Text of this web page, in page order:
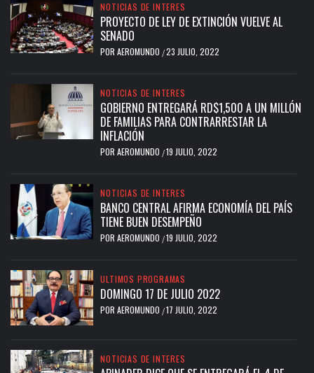
NOTICIAS DE INTERES
PROYECTO DE LEY DE EXTINCIÓN VUELVE AL
SENADO
POR AEROMUNDO /23 JULIO, 2022
NOTICIAS DE INTERES
GOBIERNO ENTREGARÁ RD$1,500 A UN MILLÓN
DE FAMILIAS PARA CONTRARRESTAR LA
INFLACIÓN
POR AEROMUNDO /19 JULIO, 2022
NOTICIAS DE INTERES
BANCO CENTRAL AFIRMA ECONOMÍA DEL PAÍS
TIENE BUEN DESEMPEÑO
POR AEROMUNDO /19 JULIO, 2022
ULTIMOS PROGRAMAS
DOMINGO 17 DE JULIO 2022
POR AEROMUNDO /17 JULIO, 2022
NOTICIAS DE INTERES